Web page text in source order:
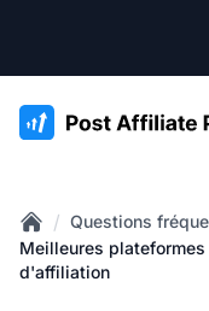
:site.title
Home
/ Questions
Meilleures
d'affiliation